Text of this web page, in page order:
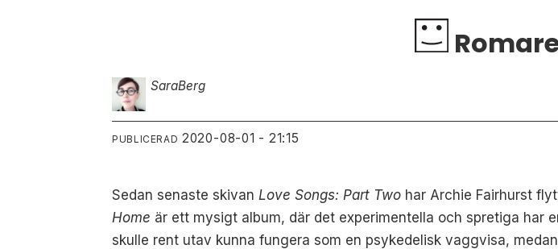
SaraBerg
PUBLICERAD 2020-08-01 - 21:15
Sedan senaste skivan Love Songs: Part Two har Archie Fairhurst
Home är ett mysigt album, där det experimentella och spretiga har
skulle rent utav kunna fungera som en psykedelisk vaggvisa, medan